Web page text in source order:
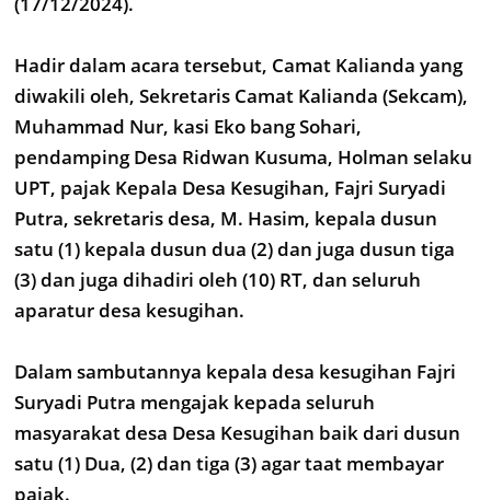
Hadir dalam acara tersebut, Camat Kalianda yang
diwakili oleh, Sekretaris Camat Kalianda (Sekcam),
Muhammad Nur, kasi Eko bang Sohari,
pendamping Desa Ridwan Kusuma, Holman selaku
UPT, pajak Kepala Desa Kesugihan, Fajri Suryadi
Putra, sekretaris desa, M. Hasim, kepala dusun
satu (1) kepala dusun dua (2) dan juga dusun tiga
(3) dan juga dihadiri oleh (10) RT, dan seluruh
aparatur desa kesugihan.
Dalam sambutannya kepala desa kesugihan Fajri
Suryadi Putra mengajak kepada seluruh
masyarakat desa Desa Kesugihan baik dari dusun
satu (1) Dua, (2) dan tiga (3) agar taat membayar
pajak.